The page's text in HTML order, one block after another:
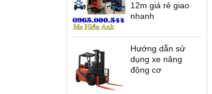
12m giá rẻ giao
nhanh
Hướng dẫn sử
dụng xe nâng
động cơ